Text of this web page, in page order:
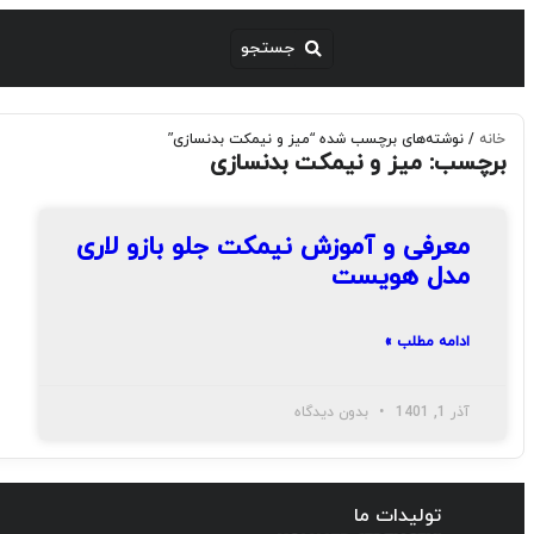
خانه / نوشته‌های برچسب شده “میز و نیمکت بدنسازی”
برچسب: میز و نیمکت بدنسازی
معرفی و آموزش نیمکت جلو بازو لاری
مدل هویست
ادامه مطلب »
آذر 1, 1401 بدون دیدگاه
تولیدات ما